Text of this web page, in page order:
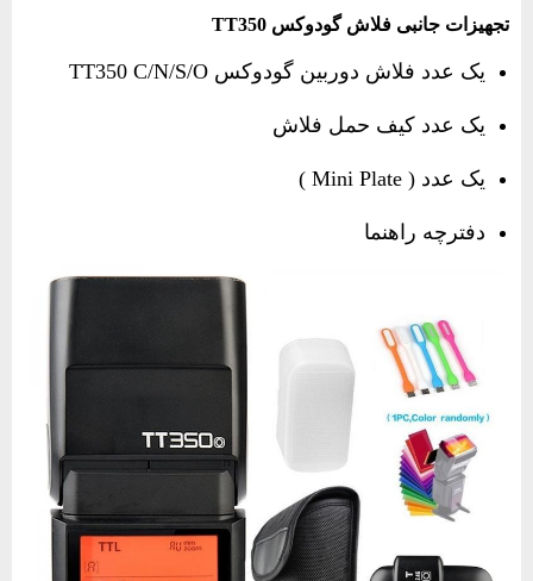
تجهیزات جانبی فلاش گودوکس‌ TT350‌‌
یک عدد فلاش دوربین گودوکس‌ TT350 C/N/S/O
یک عدد کیف حمل فلاش
یک عدد ( Mini Plate )
دفترچه راهنما